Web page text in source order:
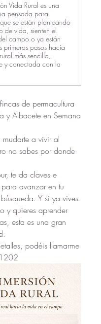
Vida Rural es una
pensada para
se están planteando
de vida, sienten el
campo o ya están
primeros pasos hacia
más sencilla,
y conectada con la
de permacultura
y Albacete en Semana
mudarte a vivir al
no sabes por donde
te da claves e
avanzar en tu
Y si ya vives
y quieres aprender
esta es una gran
podéis llamarme